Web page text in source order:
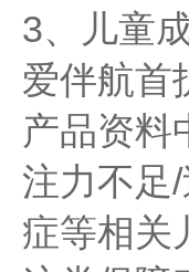
3、儿童
爱伴航首
产品资料
注力不足
症等相关